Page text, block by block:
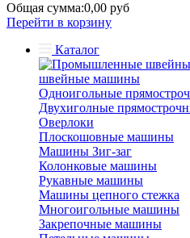
Общая сумма:0,00 руб
Перейти в корзину
Каталог
швейные машины
Одноигольные
Двухиголные
Оверлоки
Плоскошовные машины
Машины Зиг-заг
Колонковые машины
Рукавные машины
Машины цепного стежка
Многоигольные машины
Закрепочные машины